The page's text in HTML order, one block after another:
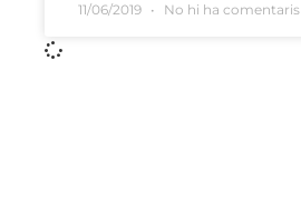
11/06/2019 No hi ha comentaris